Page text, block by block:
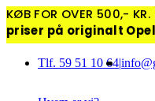
KØB FOR OVER 500,- KR.
priser på originalt
Tlf. 59 51 10 64|